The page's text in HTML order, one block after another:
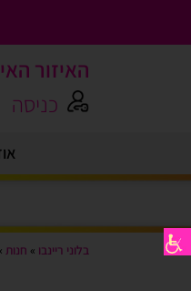
האיזור
כניסה
בלוני ריינבו » חנות